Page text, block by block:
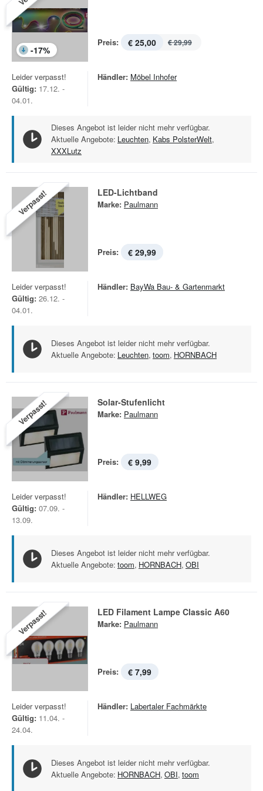
-17%
Preis: € 25,00 € 29,99
Leider verpasst!
Gültig: 17.12. -
04.01.
Händler: Möbel Inhofer
Dieses Angebot ist leider nicht mehr verfügbar.
Aktuelle Angebote: Leuchten, Kabs PolsterWelt,
XXXLutz
Verpasst! LED-Lichtband
Marke: Paulmann
Preis: € 29,99
Leider verpasst!
Gültig: 26.12. -
04.01.
Händler: BayWa Bau- & Gartenmarkt
Dieses Angebot ist leider nicht mehr verfügbar.
Aktuelle Angebote: Leuchten, toom, HORNBACH
Verpasst! Solar-Stufenlicht
Marke: Paulmann
Preis: € 9,99
Leider verpasst!
Gültig: 07.09. -
13.09.
Händler: HELLWEG
Dieses Angebot ist leider nicht mehr verfügbar.
Aktuelle Angebote: toom, HORNBACH, OBI
Verpasst! LED Filament Lampe Classic A60
Marke: Paulmann
Preis: € 7,99
Leider verpasst!
Gültig: 11.04. -
24.04.
Händler: Labertaler Fachmärkte
Dieses Angebot ist leider nicht mehr verfügbar.
Aktuelle Angebote: HORNBACH, OBI, toom